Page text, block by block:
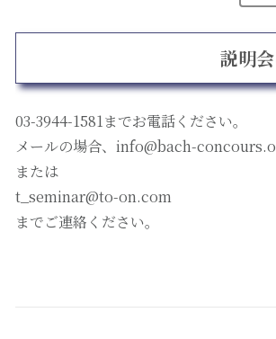
説明
03-3944-1581までお電話ください。
メールの場合、info@bach-
または
t_seminar@to-on.com
までご連絡ください。